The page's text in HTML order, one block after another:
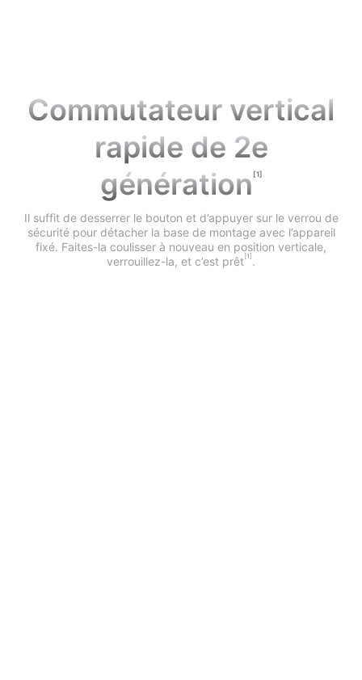
Commutateur vertical
rapide de 2e
génération [1]
Il suffit de desserrer le bouton et d’appuyer sur le verrou de
sécurité pour détacher la base de montage avec l’appareil
fixé. Faites-la coulisser à nouveau en position verticale,
verrouillez-la, et c’est prêt [1] .